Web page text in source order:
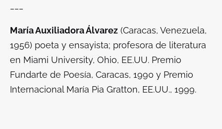
María Auxiliadora Álvarez (Caracas, Venezuela,
1956) poeta y ensayista; profesora de literatura
en Miami University, Ohio, EE.UU. Premio
Fundarte de Poesía, Caracas, 1990 y Premio
Internacional María Pia Gratton, EE.UU., 1999.